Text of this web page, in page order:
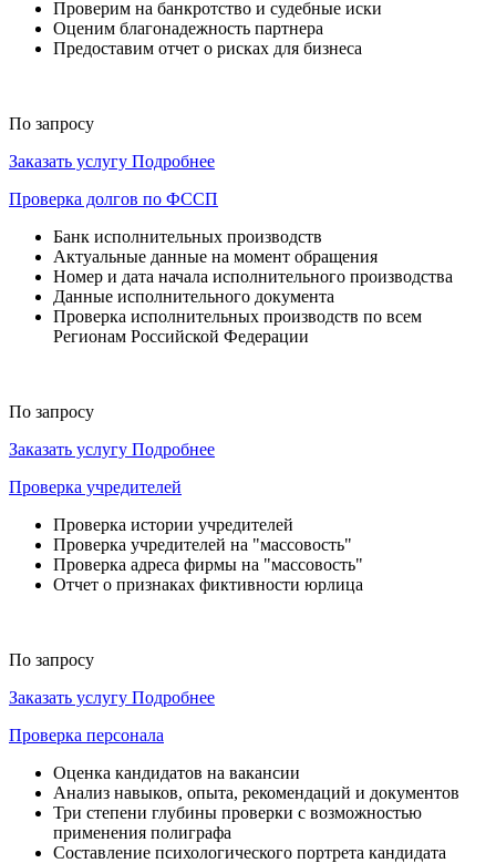
Проверим на банкротство и судебные иски
Оценим благонадежность партнера
Предоставим отчет о рисках для бизнеса
По запросу
Заказать услугу Подробнее
Проверка долгов по ФССП
Банк исполнительных производств
Актуальные данные на момент обращения
Номер и дата начала исполнительного производства
Данные исполнительного документа
Проверка исполнительных производств по всем
Регионам Российской Федерации
По запросу
Заказать услугу Подробнее
Проверка учредителей
Проверка истории учредителей
Проверка учредителей на "массовость"
Проверка адреса фирмы на "массовость"
Отчет о признаках фиктивности юрлица
По запросу
Заказать услугу Подробнее
Проверка персонала
Оценка кандидатов на вакансии
Анализ навыков, опыта, рекомендаций и документов
Три степени глубины проверки с возможностью
применения полиграфа
Составление психологического портрета кандидата